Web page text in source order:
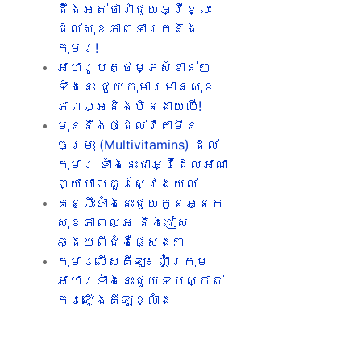
ដឹងអត់ថាវាជួយអ្វីខ្លះ
ដល់សុខភាពទារកនិង
កុមារ!
អាហារូបត្ថម្ភសំខាន់ៗ
ទាំងនេះ ជួយកុមារមានសុខ
ភាពល្អនិងមិនងាយឈឺ!
មុននឹងផ្ដល់វីតាមីន
ចម្រុះ (Multivitamins) ដល់
កុមារ ទាំងនេះជាអ្វីដែលអាណា
ព្យាបាលគួរស្វែងយល់
គន្លឹះទាំងនេះជួយកូនអ្នក
សុខភាពល្អ និងជៀស
ឆ្ងាយពីជំងឺផ្សេងៗ
កុមារលើសគីឡូ៖ ញ៉ាំក្រុម
អាហារទាំងនេះជួយទប់ស្កាត់
ការឡើងគីឡូខ្លាំង